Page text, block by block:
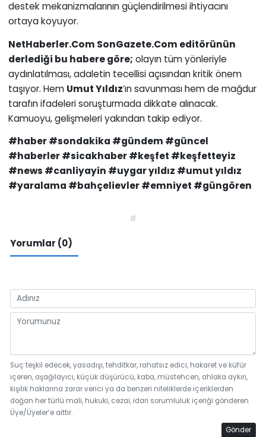
destek mekanizmalarının güçlendirilmesi ihtiyacını
ortaya koyuyor.
NetHaberler.Com SonGazete.Com editörünün
derlediği bu habere göre; olayın tüm yönleriyle
aydınlatılması, adaletin tecellisi açısından kritik önem
taşıyor. Hem Umut Yıldız’ın savunması hem de mağdur
tarafın ifadeleri soruşturmada dikkate alınacak.
Kamuoyu, gelişmeleri yakından takip ediyor.
#haber #sondakika #gündem #güncel
#haberler #sicakhaber #keşfet #keşfetteyiz
#news #canliyayin #uygar yıldız #umut yıldız
#yaralama #bahçelievler #emniyet #güngören
#
Yorumlar (0)
Suç teşkil edecek, yasadışı, tehditkar, rahatsız edici, hakaret ve küfür
içeren, aşağılayıcı, küçük düşürücü, kaba, müstehcen, ahlaka aykırı,
kişilik haklarına zarar verici ya da benzeri niteliklerde içeriklerden
doğan her türlü mali, hukuki, cezai, idari sorumluluk içeriği gönderen
Üye/Üyeler’e aittir.
Gönder